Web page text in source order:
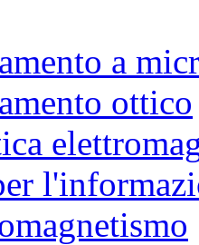
a
ottico